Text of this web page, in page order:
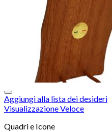
Aggiungi alla lista dei desideri
Visualizzazione Veloce
Quadri e Icone